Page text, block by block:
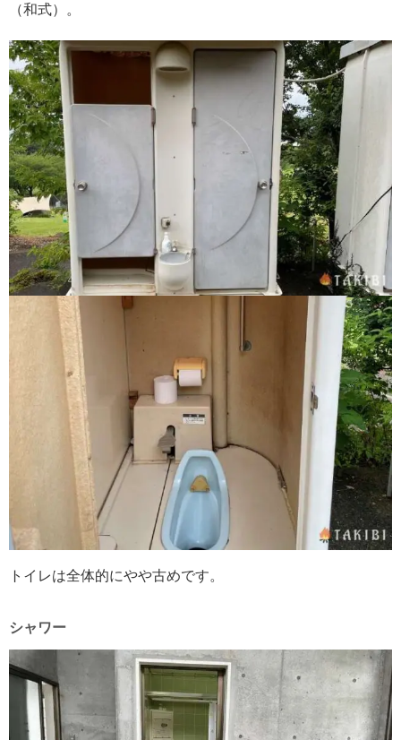
（和式）。
トイレは全体的にやや古めです。
シャワー